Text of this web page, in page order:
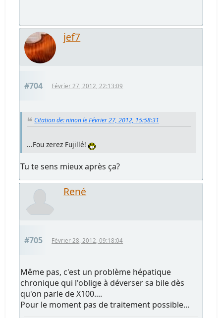
jef7
#704 Février 27, 2012, 22:13:09
Citation de: ninon le Février 27, 2012, 15:58:31
...Fou zerez Fujillé!
Tu te sens mieux après ça?
René
#705 Février 28, 2012, 09:18:04
Même pas, c'est un problème hépatique
chronique qui l'oblige à déverser sa bile dès
qu'on parle de X100....
Pour le moment pas de traitement possible...